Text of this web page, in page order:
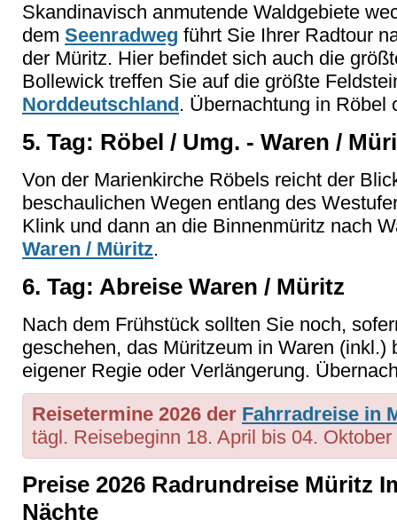
Skandinavisch anmutende Waldgebiete
dem Seenradweg führt Sie Ihrer Radtour
der Müritz. Hier befindet sich auch die
Bollewick treffen Sie auf die größte
Norddeutschland . Übernachtung in Röbel
5. Tag: Röbel / Umg. - Waren /
Von der Marienkirche Röbels reicht der
beschaulichen Wegen entlang des
Klink und dann an die Binnenmüritz nach
Waren / Müritz.
6. Tag: Abreise Waren / Müritz
Nach dem Frühstück sollten Sie noch,
geschehen, das Müritzeum in Waren
eigener Regie oder Verlängerung.
Reisetermine 2026 der Fahrradreise in
tägl. Reisebeginn 18. April bis 04. Oktober
Preise 2026 Radrundreise Müritz
Nächte